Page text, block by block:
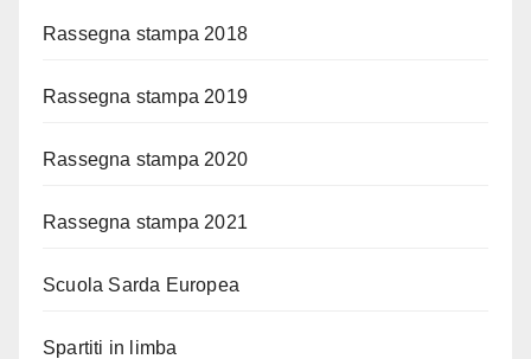
Rassegna stampa 2018
Rassegna stampa 2019
Rassegna stampa 2020
Rassegna stampa 2021
Scuola Sarda Europea
Spartiti in limba